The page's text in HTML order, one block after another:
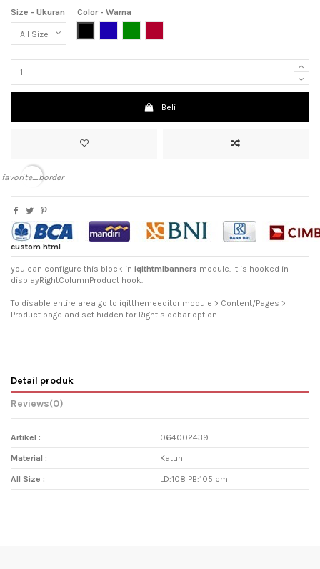
Size - Ukuran
Color - Warna
Beli
favorite_border
custom html
you can configure this block in iqithtmlbanners module. It is hooked in
displayRightColumnProduct hook.
To disable entire area go to iqitthemeeditor module > Content/Pages >
Product page and set hidden for Right sidebar option
Detail produk
Reviews(0)
Artikel : 064002439
Material : Katun
All Size : LD:108 PB:105 cm